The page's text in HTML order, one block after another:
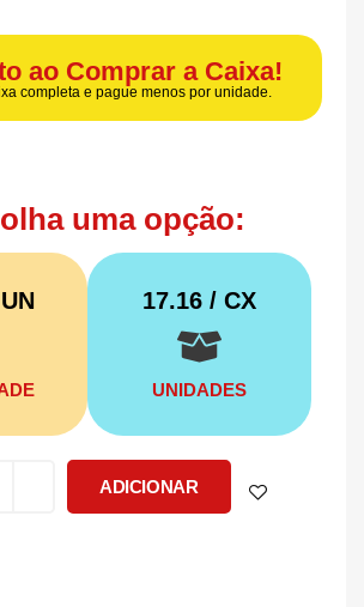
ao Comprar a Caixa!
completa e pague menos por unidade.
uma opção:
17.16/ CX
UNIDADES
ADICIONAR